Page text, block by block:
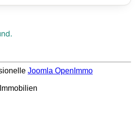
Joomla OpenImmo